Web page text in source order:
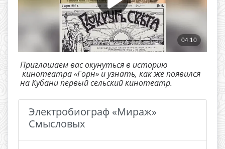
Приглашаем вас окунуться в историю
кинотеатра «Горн» и узнать, как же появился
на Кубани первый сельский кинотеатр.
Электробиограф «Мираж»
Смысловых